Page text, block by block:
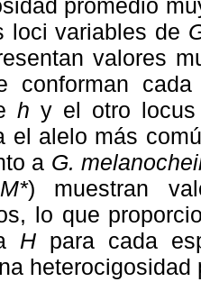
promedio
loci variables de
valores
conforman
h y el otro
el alelo más
a G.
) muestran
lo que
Hpara cada